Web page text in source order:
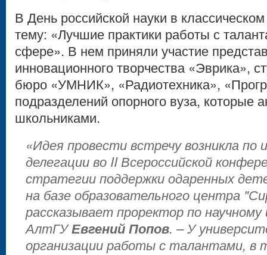
В День российской науки в
тему: «Лучшие практики работы с
сфере». В нем приняли участие
инновационного творчества «Эврика»,
бюро «УМНИК», «Радиотехника»,
подразделений опорного вуза, которые
школьниками.
«Идея провести встречу возникла
делегации во II Всероссийской
стратегии поддержки одаренных
на базе образовательного центра
рассказывает проректор по
АлтГУЕвгений Попов. – У
организации работы с талантами, в